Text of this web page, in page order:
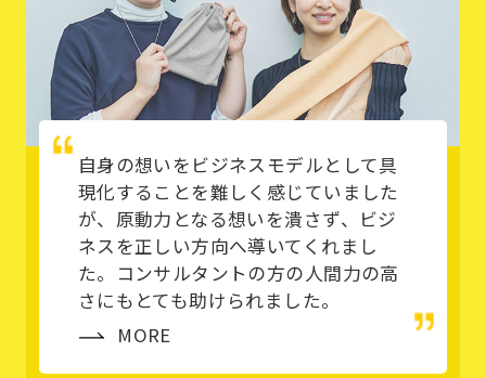
自身の想いをビジネスモデルとして具
現化することを難しく感じていました
が、原動力となる想いを潰さず、ビジ
ネスを正しい方向へ導いてくれまし
た。コンサルタントの方の人間力の高
さにもとても助けられました。
MORE